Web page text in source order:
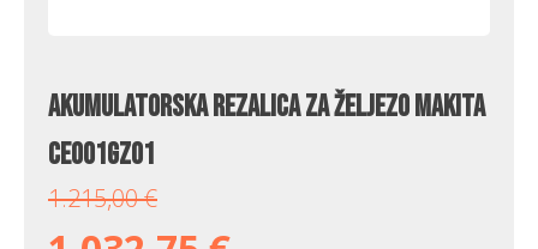
Akumulatorska rezalica za željezo Makita
CE001GZ01
1.215,00€